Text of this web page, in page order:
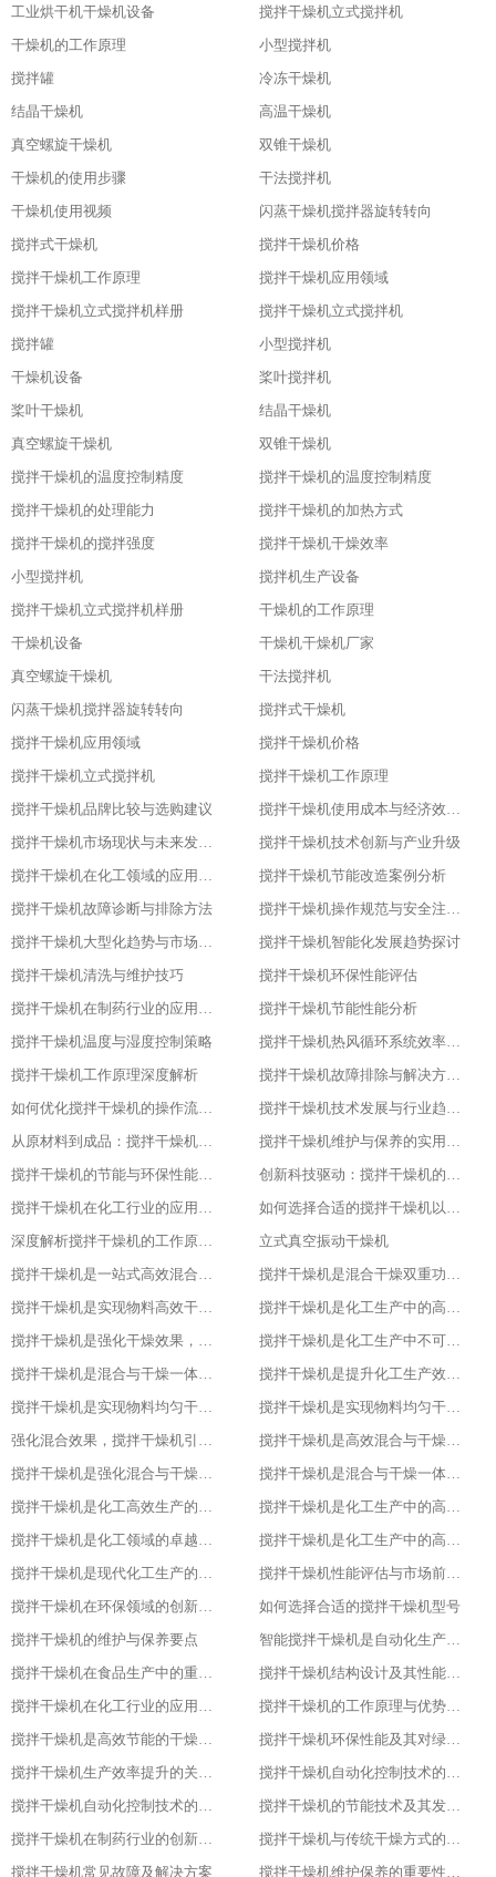
工业烘干机干燥机设备
搅拌干燥机立式搅拌机
干燥机的工作原理
小型搅拌机
搅拌罐
冷冻干燥机
结晶干燥机
高温干燥机
真空螺旋干燥机
双锥干燥机
干燥机的使用步骤
干法搅拌机
干燥机使用视频
闪蒸干燥机搅拌器旋转转向
搅拌式干燥机
搅拌干燥机价格
搅拌干燥机工作原理
搅拌干燥机应用领域
搅拌干燥机立式搅拌机样册
搅拌干燥机立式搅拌机
搅拌罐
小型搅拌机
干燥机设备
桨叶搅拌机
桨叶干燥机
结晶干燥机
真空螺旋干燥机
双锥干燥机
搅拌干燥机的温度控制精度
搅拌干燥机的温度控制精度
搅拌干燥机的处理能力
搅拌干燥机的加热方式
搅拌干燥机的搅拌强度
搅拌干燥机干燥效率
小型搅拌机
搅拌机生产设备
搅拌干燥机立式搅拌机样册
干燥机的工作原理
干燥机设备
干燥机干燥机厂家
真空螺旋干燥机
干法搅拌机
闪蒸干燥机搅拌器旋转转向
搅拌式干燥机
搅拌干燥机应用领域
搅拌干燥机价格
搅拌干燥机立式搅拌机
搅拌干燥机工作原理
搅拌干燥机品牌比较与选购建议
搅拌干燥机使用成本与经济效益分析
搅拌干燥机市场现状与未来发展趋势
搅拌干燥机技术创新与产业升级
搅拌干燥机在化工领域的应用实践
搅拌干燥机节能改造案例分析
搅拌干燥机故障诊断与排除方法
搅拌干燥机操作规范与安全注意事项
搅拌干燥机大型化趋势与市场应用
搅拌干燥机智能化发展趋势探讨
搅拌干燥机清洗与维护技巧
搅拌干燥机环保性能评估
搅拌干燥机在制药行业的应用与优化
搅拌干燥机节能性能分析
搅拌干燥机温度与湿度控制策略
搅拌干燥机热风循环系统效率研究
搅拌干燥机工作原理深度解析
搅拌干燥机故障排除与解决方案大全
如何优化搅拌干燥机的操作流程以提升产品质量
搅拌干燥机技术发展与行业趋势分析
从原材料到成品：搅拌干燥机在食品行业的全流程应用
搅拌干燥机维护与保养的实用指南
搅拌干燥机的节能与环保性能探究
创新科技驱动：搅拌干燥机的智能化升级
搅拌干燥机在化工行业的应用实例
如何选择合适的搅拌干燥机以提高生产效率
深度解析搅拌干燥机的工作原理与应用
立式真空振动干燥机
搅拌干燥机是一站式高效混合与干燥解决方案
搅拌干燥机是混合干燥双重功效，化工生产新助力，提升产品质量
搅拌干燥机是实现物料高效干燥的创新之选，提升产品质量
搅拌干燥机是化工生产中的高效混合与干燥专家，提升产品质量
搅拌干燥机是强化干燥效果，提升产品质量的关键
搅拌干燥机是化工生产中不可或缺的高效工具
搅拌干燥机是混合与干燥一体化的创新解决方案
搅拌干燥机是提升化工生产效率的得力助手
搅拌干燥机是实现物料均匀干燥的专业设备
搅拌干燥机是实现物料均匀干燥的专业设备
强化混合效果，搅拌干燥机引领化工新潮流
搅拌干燥机是高效混合与干燥新标杆
搅拌干燥机是强化混合与干燥效果的理想设备
搅拌干燥机是混合与干燥一体化的高效利器
搅拌干燥机是化工高效生产的得力助手
搅拌干燥机是化工生产中的高效干燥与混合专家
搅拌干燥机是化工领域的卓越干燥利器
搅拌干燥机是化工生产中的高效利器
搅拌干燥机是现代化工生产的得力助手
搅拌干燥机性能评估与市场前景分析
搅拌干燥机在环保领域的创新应用
如何选择合适的搅拌干燥机型号
搅拌干燥机的维护与保养要点
智能搅拌干燥机是自动化生产的新趋势
搅拌干燥机在食品生产中的重要作用
搅拌干燥机结构设计及其性能优化
搅拌干燥机在化工行业的应用实践
搅拌干燥机的工作原理与优势分析
搅拌干燥机是高效节能的干燥新选择
搅拌干燥机环保性能及其对绿色生产的意义
搅拌干燥机生产效率提升的关键因素
搅拌干燥机自动化控制技术的探索与实践
搅拌干燥机自动化控制技术的探索与实践
搅拌干燥机的节能技术及其发展趋势
搅拌干燥机在制药行业的创新应用
搅拌干燥机与传统干燥方式的比较与优势分析
搅拌干燥机常见故障及解决方案
搅拌干燥机维护保养的重要性及实施方法